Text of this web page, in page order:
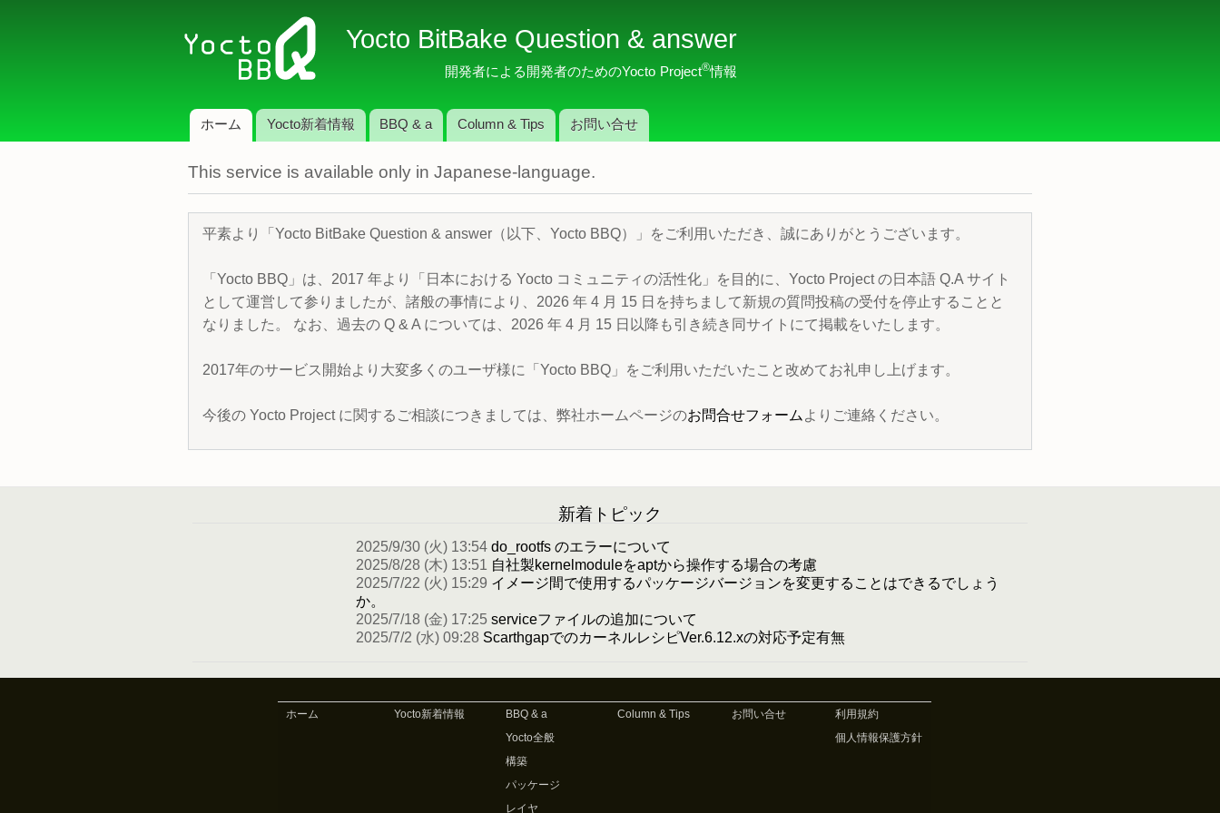
イ
コ
テ
ツ
に
移
動
Yocto BitBake Question & answer
開発者による開発者のためのYocto Project®情報
メインメニュー
ホーム Yocto新着情報 BBQ & a Column & Tips お問い合せ
This service is available only in Japanese-language.
平素より「Yocto BitBake Question & answer（以下、Yocto BBQ）」をご利用いただき、誠にありがとうございます。
「Yocto BBQ」は、2017 年より「日本における Yocto コミュニティの活性化」を目的に、Yocto Project の日本語 Q.A サイト
として運営して参りましたが、諸般の事情により、2026 年 4 月 15 日を持ちまして新規の質問投稿の受付を停止することと
なりました。 なお、過去の Q & A については、2026 年 4 月 15 日以降も引き続き同サイトにて掲載をいたします。
2017年のサービス開始より大変多くのユーザ様に「Yocto BBQ」をご利用いただいたこと改めてお礼申し上げます。
今後の Yocto Project に関するご相談につきましては、弊社ホームページのお問合せフォーム よりご連絡ください。
新着トピック
2025/9/30 (火) 13:54 do_rootfs のエラーについて
2025/8/28 (木) 13:51 自社製kernelmoduleをaptから操作する場合の考慮
2025/7/22 (火) 15:29 イメージ間で使用するパッケージバージョンを変更することはできるでしょう
か。
2025/7/18 (金) 17:25 serviceファイルの追加について
2025/7/2 (水) 09:28 ScarthgapでのカーネルレシピVer.6.12.xの対応予定有無
ホーム Yocto新着情報 BBQ & a Column & Tips お問い合せ
利用規約
Yocto全般
個人情報保護方針
構築
パッケージ
レイヤ